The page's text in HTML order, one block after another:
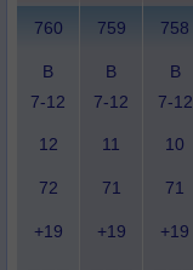
760 759 758
В
7-12
В
7-12
В
7-12
12 11 10
72 71 71
+19 +19 +19